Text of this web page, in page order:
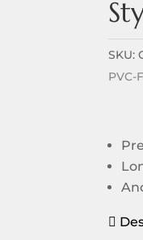
SKU:
PVC-
